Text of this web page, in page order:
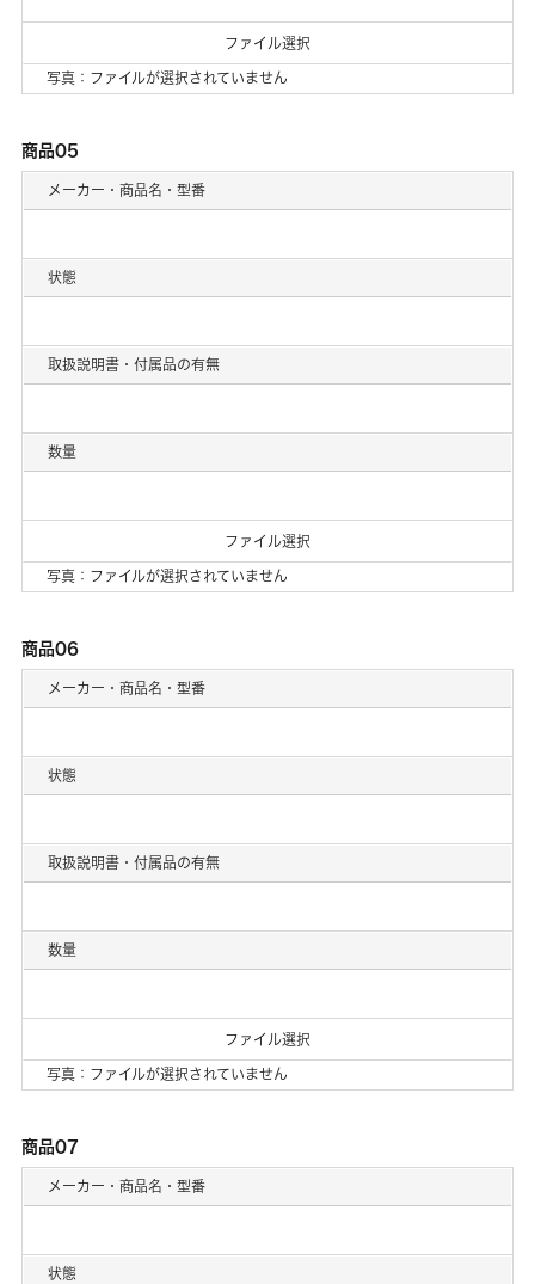
ファイル選択
写真：ファイルが選択されていません
商品05
メーカー・商品名・型番
状態
取扱説明書・付属品の有無
数量
ファイル選択
写真：ファイルが選択されていません
商品06
メーカー・商品名・型番
状態
取扱説明書・付属品の有無
数量
ファイル選択
写真：ファイルが選択されていません
商品07
メーカー・商品名・型番
状態